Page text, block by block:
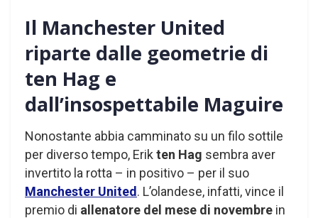
Il Manchester United
riparte dalle geometrie di
ten Hag e
dall’insospettabile Maguire
Nonostante abbia camminato su un filo sottile
per diverso tempo, Erik ten Hag sembra aver
invertito la rotta – in positivo – per il suo
Manchester United. L’olandese, infatti, vince il
premio di allenatore del mese di novembre in